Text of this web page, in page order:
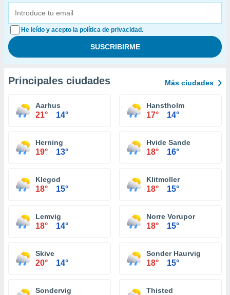
He leído y acepto la política de privacidad.
Principales ciudades Más ciudades
Aarhus
21° 14°
Hanstholm
17° 14°
Herning
19° 13°
Hvide Sande
18° 16°
Klegod
18° 15°
Klitmoller
18° 15°
Lemvig
18° 14°
Norre Vorupor
18° 15°
Skive
20° 14°
Sonder Haurvig
18° 15°
Sondervig Thisted